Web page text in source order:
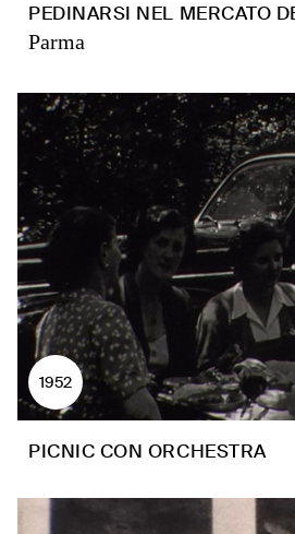
PEDINARSI NEL MERCATO
Parma
1952
PICNIC CON ORCHESTRA